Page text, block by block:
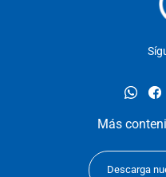
Más
Descarga